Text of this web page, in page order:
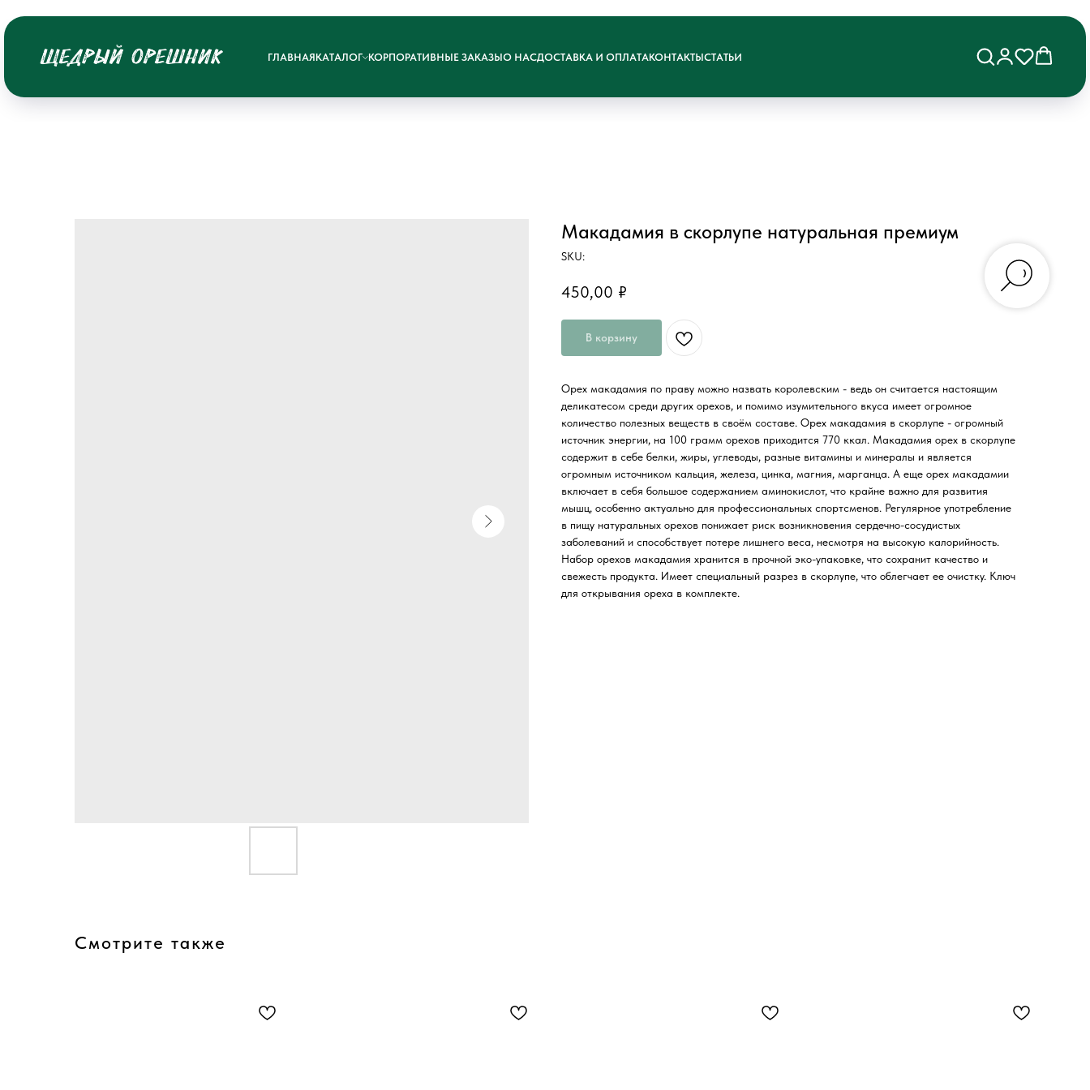
ГЛАВНАЯКАТАЛОГ КОРПОРАТИВНЫЕ ЗАКАЗЫО НАСДОСТАВКА И ОПЛАТАКОНТАКТЫСТАТЬИ
Макадамия в скорлупе натуральная премиум
SKU:
450,00 ₽
В корзину
Орех макадамия по праву можно назвать королевским - ведь он считается настоящим
деликатесом среди других орехов, и помимо изумительного вкуса имеет огромное
количество полезных веществ в своём составе. Орех макадамия в скорлупе - огромный
источник энергии, на 100 грамм орехов приходится 770 ккал. Макадамия орех в скорлупе
содержит в себе белки, жиры, углеводы, разные витамины и минералы и является
огромным источником кальция, железа, цинка, магния, марганца. А еще орех макадамии
включает в себя большое содержанием аминокислот, что крайне важно для развития
мышц, особенно актуально для профессиональных спортсменов. Регулярное употребление
в пищу натуральных орехов понижает риск возникновения сердечно-сосудистых
заболеваний и способствует потере лишнего веса, несмотря на высокую калорийность.
Набор орехов макадамия хранится в прочной эко-упаковке, что сохранит качество и
свежесть продукта. Имеет специальный разрез в скорлупе, что облегчает ее очистку. Ключ
для открывания ореха в комплекте.
Смотрите также